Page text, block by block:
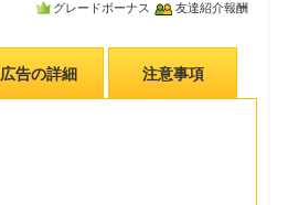
グレードボーナス 友達紹介報酬
広告の詳細 注意事項